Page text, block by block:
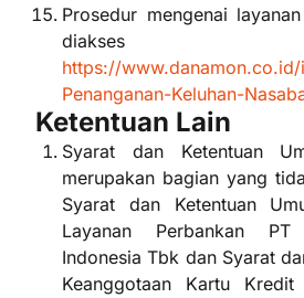
Prosedur mengenai
diakses
https://
Penanganan-Keluhan-
Ketentuan Lain
Syarat dan Ketentuan
merupakan bagian yang
Syarat dan Ketentuan
Layanan Perbankan
Indonesia Tbk dan Syarat
Keanggotaan Kartu Kredit